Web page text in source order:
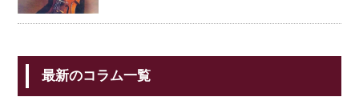
最新のコラム一覧